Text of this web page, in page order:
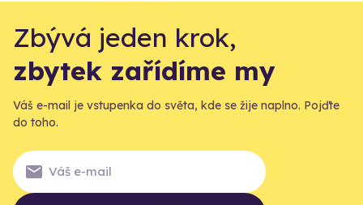
Zbývá jeden krok,
zbytek zařídíme my
Váš e-mail je vstupenka do světa, kde se žije naplno. Pojďte
do toho.